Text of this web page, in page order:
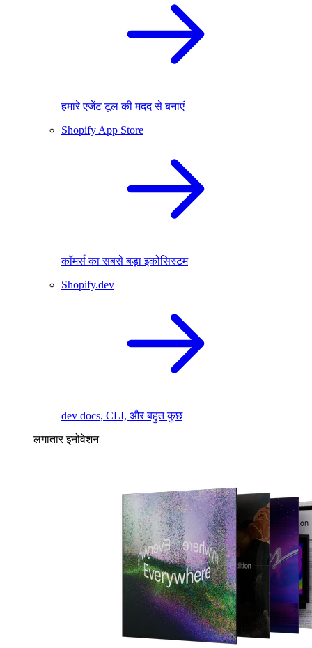
हमारे एजेंट टूल की मदद से बनाएं
Shopify App Store
कॉमर्स का सबसे बड़ा इकोसिस्टम
Shopify.dev
dev docs, CLI, और बहुत कुछ
लगातार इनोवेशन